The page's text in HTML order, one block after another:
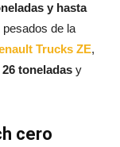
y hasta
de la
Trucks ZE,
26 toneladas y
cero